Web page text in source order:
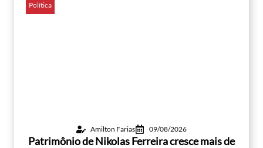
Política
Amilton Farias 09/08/2026
Patrimônio de Nikolas Ferreira cresce mais de